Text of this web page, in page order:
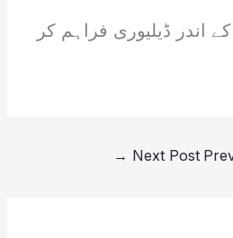
کے اندر ڈیلیوری فراہم کر
Next Post
→